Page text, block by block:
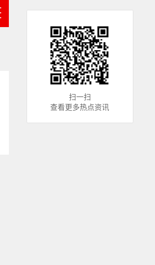
扫一扫
查看更多热点资讯